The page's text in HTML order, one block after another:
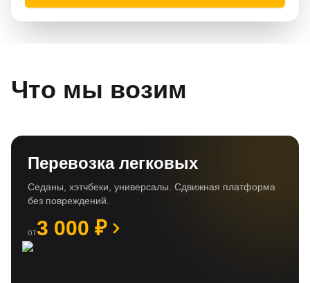
Что мы возим
Перевозка легковых
Седаны, хэтчбеки, универсалы. Сдвижная платформа
без повреждений.
от3 000 ₽